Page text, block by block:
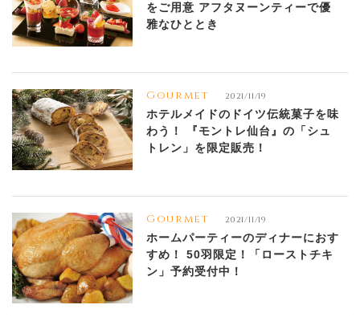
をご用意 アフタヌーンティーで優
雅なひととき
Gourmet 2021/11/19
ホテルメイドのドイツ伝統菓子を味
わう！ 『モントレ仙台』の「シュ
トレン」を限定販売！
Gourmet 2021/11/19
ホームパーティーのディナーにおす
すめ！ 50羽限定！「ローストチキ
ン」予約受付中！